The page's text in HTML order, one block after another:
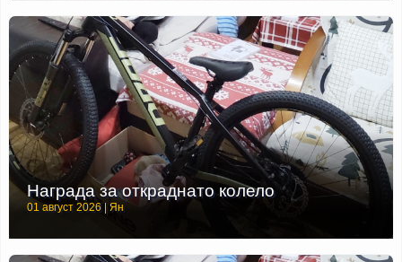
Награда за откраднато колело
01 август 2026 | Ян